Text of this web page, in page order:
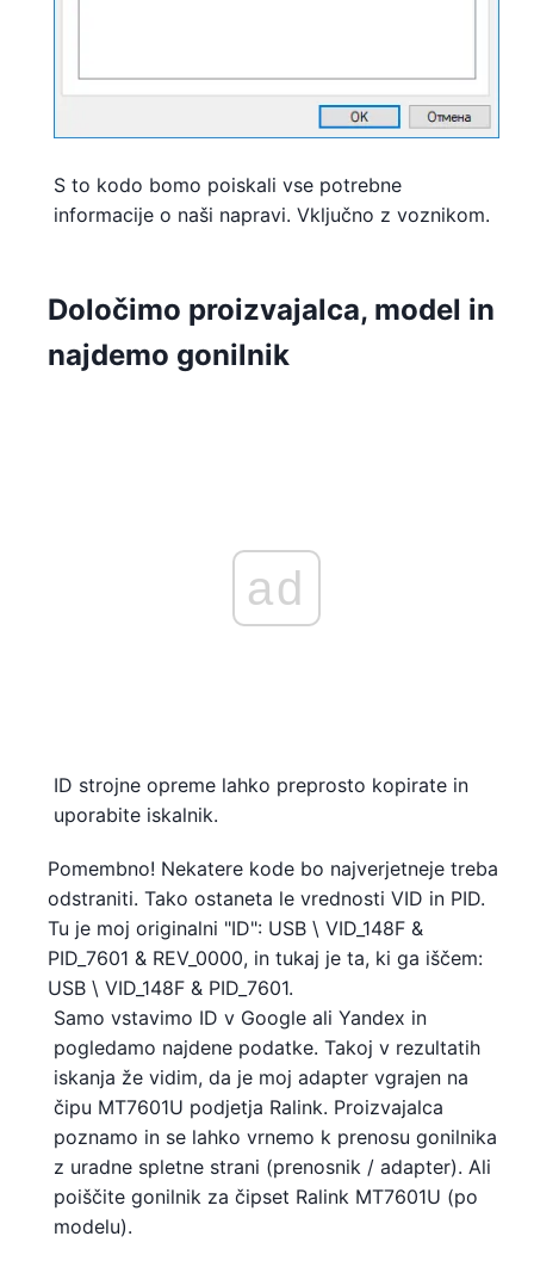
S to kodo bomo poiskali vse potrebne
informacije o naši napravi. Vključno z voznikom.
Določimo proizvajalca, model in
najdemo gonilnik
ad
ID strojne opreme lahko preprosto kopirate in
uporabite iskalnik.
Pomembno! Nekatere kode bo najverjetneje treba
odstraniti. Tako ostaneta le vrednosti VID in PID.
Tu je moj originalni "ID": USB \ VID_148F &
PID_7601 & REV_0000, in tukaj je ta, ki ga iščem:
USB \ VID_148F & PID_7601.
Samo vstavimo ID v Google ali Yandex in
pogledamo najdene podatke. Takoj v rezultatih
iskanja že vidim, da je moj adapter vgrajen na
čipu MT7601U podjetja Ralink. Proizvajalca
poznamo in se lahko vrnemo k prenosu gonilnika
z uradne spletne strani (prenosnik / adapter). Ali
poiščite gonilnik za čipset Ralink MT7601U (po
modelu).